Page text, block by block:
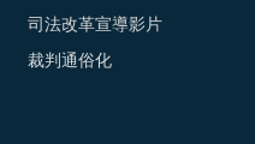
司法改革宣導影片
裁判通俗化